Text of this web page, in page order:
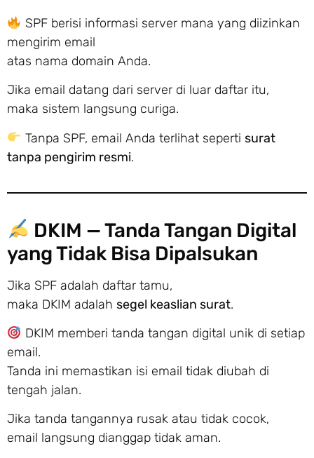
SPF berisi informasi server mana yang diizinkan
mengirim email
atas nama domain Anda.
Jika email datang dari server di luar daftar itu,
maka sistem langsung curiga.
Tanpa SPF, email Anda terlihat seperti surat
tanpa pengirim resmi.
DKIM — Tanda Tangan Digital
yang Tidak Bisa Dipalsukan
Jika SPF adalah daftar tamu,
maka DKIM adalah segel keaslian surat.
DKIM memberi tanda tangan digital unik di setiap
email.
Tanda ini memastikan isi email tidak diubah di
tengah jalan.
Jika tanda tangannya rusak atau tidak cocok,
email langsung dianggap tidak aman.